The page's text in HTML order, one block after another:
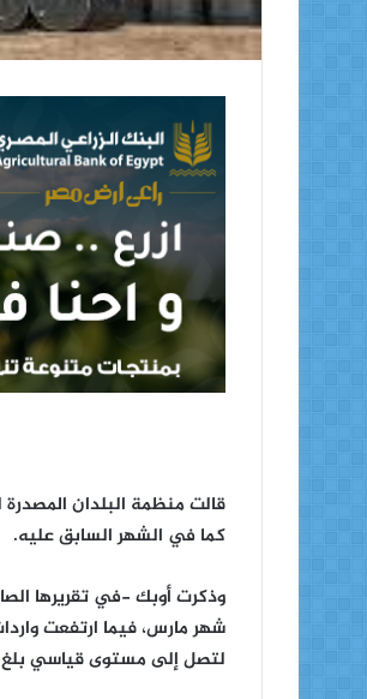
كما في الشهر السابق عليه.
لتصل إلى مستوى قياسي بلغ 12.4 مليون برميل يوميا.